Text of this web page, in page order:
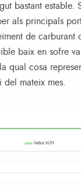
bastant estable.
als principals
de carburant
baix en sofre
qual cosa
del mateix mes.